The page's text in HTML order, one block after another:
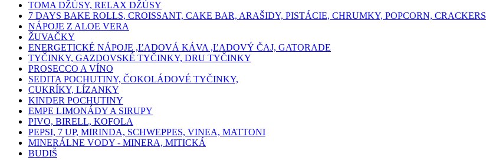
TOMA DŽÚSY, RELAX DŽÚSY
7 DAYS BAKE ROLLS, CROISSANT, CAKE BAR, ARAŠIDY, PISTÁCIE, CHRUMKY, POPCORN, CRACKERS
NÁPOJE Z ALOE VERA
ŽUVAČKY
ENERGETICKÉ NÁPOJE ,ĽADOVÁ KÁVA ,ĽADOVÝ ČAJ, GATORADE
TYČINKY, GAZDOVSKÉ TYČINKY, DRU TYČINKY
PROSECCO A VÍNO
SEDITA POCHUTINY, ČOKOLÁDOVÉ TYČINKY,
CUKRÍKY, LÍZANKY
KINDER POCHUTINY
EMPE LIMONÁDY A SIRUPY
PIVO, BIRELL, KOFOLA
PEPSI, 7 UP, MIRINDA, SCHWEPPES, VINEA, MATTONI
MINERÁLNE VODY - MINERA, MITICKÁ
BUDIŠ